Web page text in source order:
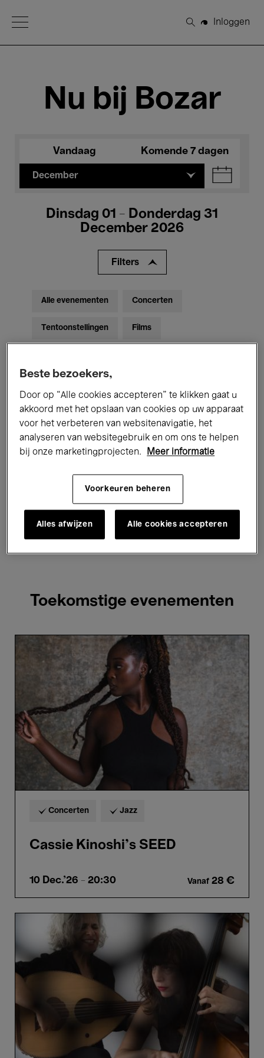
Open Menu
Zoeken
Inloggen
Nu bij Bozar
Vandaag Komende 7 dagen
December
Dinsdag 01 - Donderdag 31
December 2026
Filters
Alle evenementen Concerten
Tentoonstellingen Films
Elektronische Muziek
Voor iedereen Kids’ Palace
Rondleidingen
Hosted Events
Toekomstige evenementen
Kinoshi’s
Concerten Jazz
Cassie Kinoshi’s SEED
10 Dec.'26 - 20:30 Vanaf 28 €
Sarah
Murcia
–
Trio
Beste bezoekers,
Door op “Alle cookies accepteren” te klikken gaat u
akkoord met het opslaan van cookies op uw apparaat
voor het verbeteren van websitenavigatie, het
analyseren van websitegebruik en om ons te helpen
bij onze marketingprojecten.
Meer informatie
Voorkeuren beheren
Alles afwijzen Alle cookies accepteren